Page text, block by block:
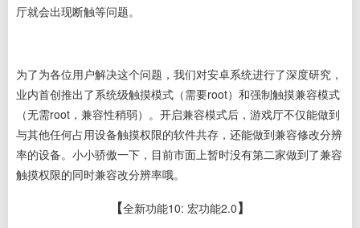
厅就会出现断触等问题。
为了为各位用户解决这个问题，我们对安卓系统进行了深度研究，
业内首创推出了系统级触摸模式（需要root）和强制触摸兼容模式
（无需root，兼容性稍弱）。 开启兼容模式后，游戏厅不仅能做到
与其他任何占用设备触摸权限的软件共存，还能做到兼容修改分辨
率的设备。 小小骄傲一下，目前市面上暂时没有第二家做到了兼容
触摸权限的同时兼容改分辨率哦。
【全新功能10: 宏功能2.0】